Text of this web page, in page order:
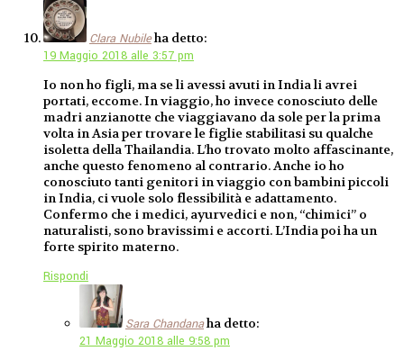
Clara Nubileha detto:
19 Maggio 2018 alle 3:57 pm
Io non ho figli, ma se li avessi avuti in India li avrei
portati, eccome. In viaggio, ho invece conosciuto delle
madri anzianotte che viaggiavano da sole per la prima
volta in Asia per trovare le figlie stabilitasi su qualche
isoletta della Thailandia. L’ho trovato molto affascinante,
anche questo fenomeno al contrario. Anche io ho
conosciuto tanti genitori in viaggio con bambini piccoli
in India, ci vuole solo flessibilità e adattamento.
Confermo che i medici, ayurvedici e non, “chimici” o
naturalisti, sono bravissimi e accorti. L’India poi ha un
forte spirito materno.
Rispondi
Sara Chandanaha detto:
21 Maggio 2018 alle 9:58 pm